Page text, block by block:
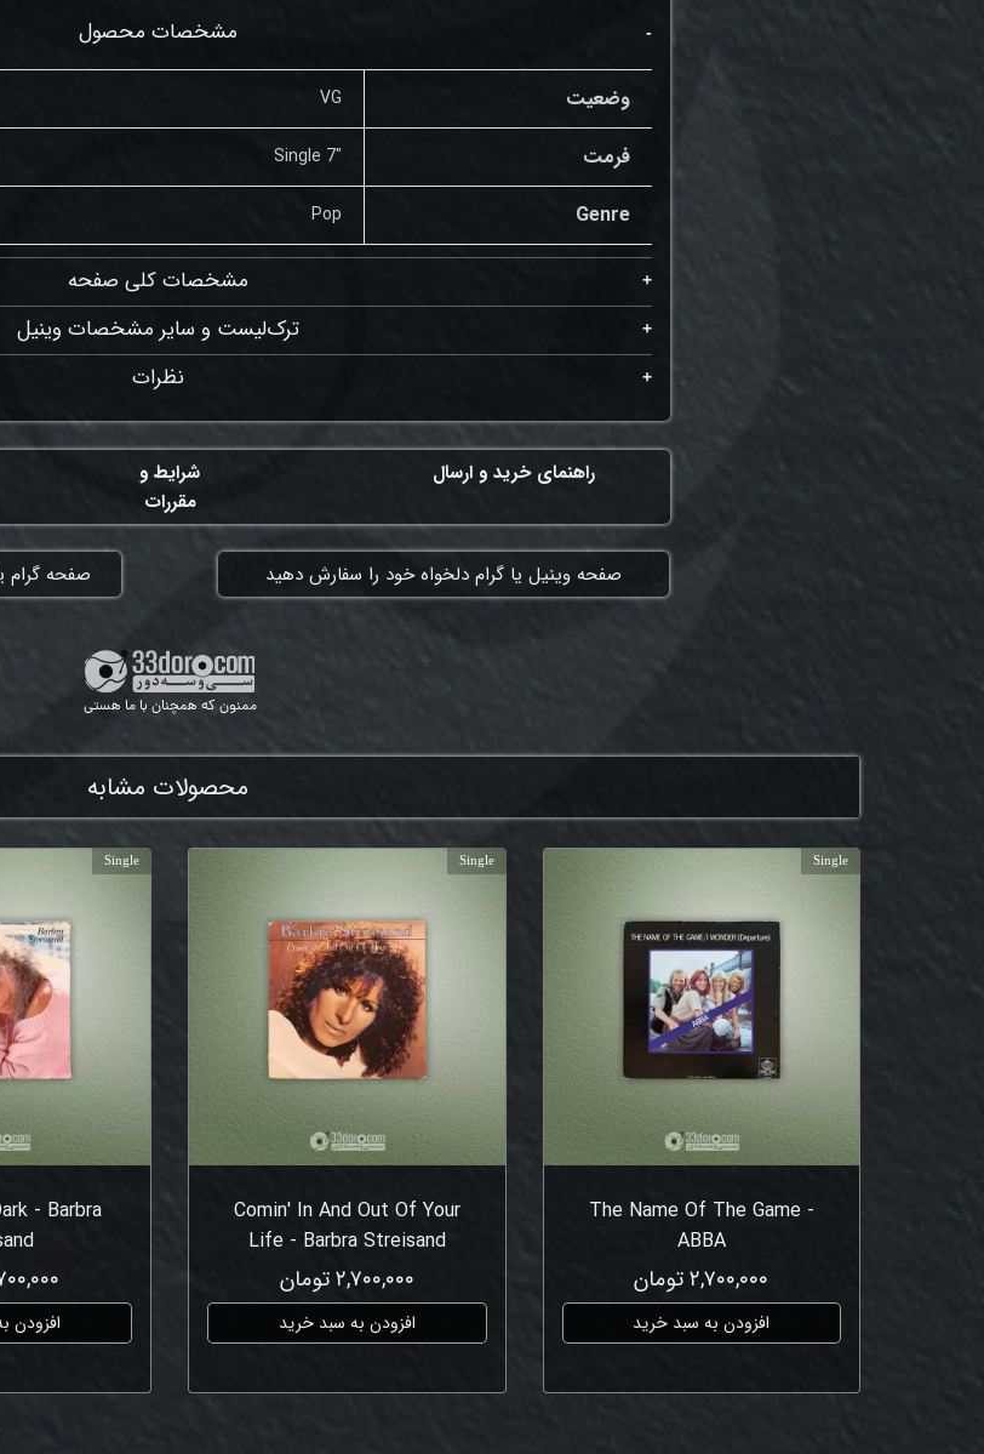
مشخصات محصول
وضعیت VG
فرمت "Single 7
Genre
Pop
مشخصات کلی صفحه
ترک‌لیست و سایر مشخصات وینیل
نظرات
شرایط و
مقررات
راهنمای خرید و ارسال
​صفحه وینیل یا گرام دلخواه خود را سفارش دهید ​صفحه گرام
ممنون که همچنان با ما هستی
محصولات مشابه
The Name Of The Game -
ABBA
۲,۷۰۰,۰۰۰ تومان
افزودن به سبد خرید
Single
Comin' In And Out Of Your
Life - Barbra Streisand
۲,۷۰۰,۰۰۰ تومان
افزودن به سبد خرید
Single
- Barbra
۲,۷۰۰,۰۰۰
افزودن
Single